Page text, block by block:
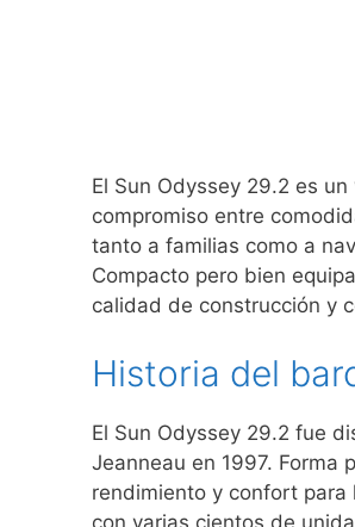
El Sun Odyssey 29.2 es
compromiso entre
tanto a familias como a
Compacto pero bien
calidad de construcción y
Historia del
El Sun Odyssey 29.2 fue
Jeanneau en 1997. Forma
rendimiento y confort para
con varias cientos de